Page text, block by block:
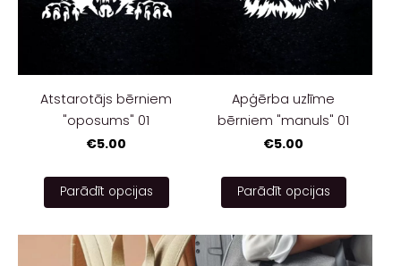
Atstarotājs bērniem
"oposums" 01
€5.00
Parādīt opcijas
Apģērba uzlīme
bērniem "manuls" 01
€5.00
Parādīt opcijas